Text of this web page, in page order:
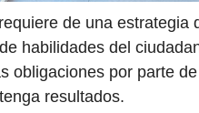
de una estrategia
habilidades del
obligaciones por parte
resultados.